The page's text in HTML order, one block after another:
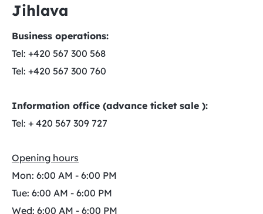
Jihlava
Business operations:
Tel: +420 567 300 568
Tel: +420 567 300 760
Information office (advance ticket sale ):
Tel: + 420 567 309 727
Opening hours
Mon: 6:00 AM - 6:00 PM
Tue: 6:00 AM - 6:00 PM
Wed: 6:00 AM - 6:00 PM